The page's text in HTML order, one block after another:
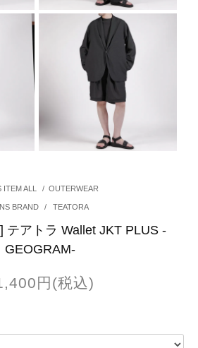
ITEM ALL / OUTERWEAR
BRAND / TEATORA
テアトラ Wallet JKT PLUS -
GEOGRAM-
円(税込)